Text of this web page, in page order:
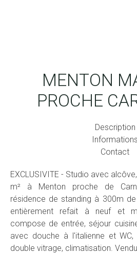
MENTON
PROCHE
Description
Informations
Contact
EXCLUSIVITE - Studio avec
m² à Menton proche de
résidence de standing à 300m
entièrement refait à neuf et
compose de entrée, séjour
avec douche à l'italienne et
double vitrage, climatisation.